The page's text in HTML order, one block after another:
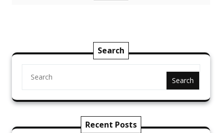
Pilihan
ini
dapat
di
halaman
produk
Search
Search
Recent Posts